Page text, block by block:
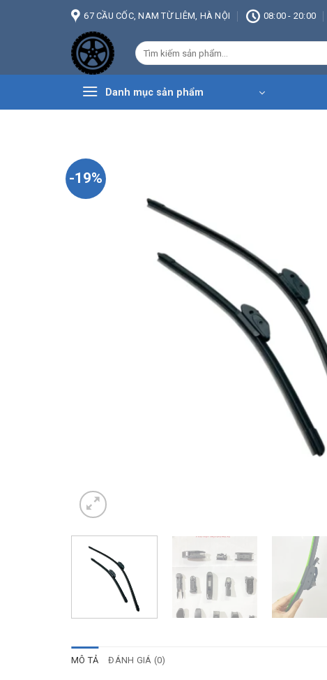
67 CẦU CỐC, NAM TỪ LIÊM, HÀ NỘI 08:00 - 20:00
Tìm
kiếm:
Danh mục sản phẩm
-19%
MÔ TẢ ĐÁNH GIÁ (0)